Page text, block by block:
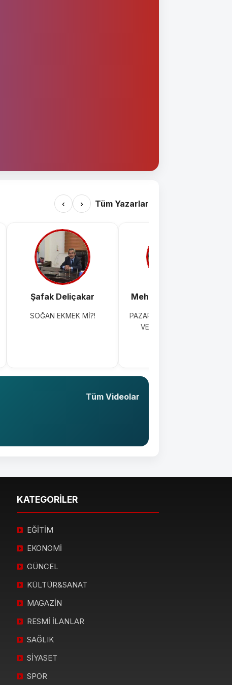
‹ › Tüm Yazarlar
Şafak Deliçakar
SOĞAN EKMEK Mİ?!
Mehmet Topkaraoğlu
PAZAR GÜNÜ TIRAŞ ÇİLESİ
VE ÇÖZÜM ÖNERİSİ
Tüm Videolar
KATEGORİLER
EĞİTİM
EKONOMİ
GÜNCEL
KÜLTÜR&SANAT
MAGAZİN
RESMİ İLANLAR
SAĞLIK
SİYASET
SPOR